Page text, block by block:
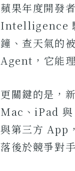
蘋果年度開發
Intelligence
鐘、查天氣的
Agent，它能
更關鍵的是，
Mac、iPad 與
與第三方 App
落後於競爭對